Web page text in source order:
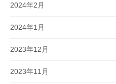
2024年2月
2024年1月
2023年12月
2023年11月